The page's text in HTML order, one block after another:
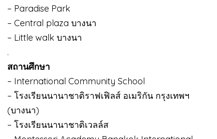
– Paradise Park
– Central plaza บางนา
– Little walk บางนา
.
สถานศึกษา
– International Community School
– โรงเรียนนานาชาติราฟเฟิลส์ อเมริกัน กรุงเทพฯ
(บางนา)
– โรงเรียนนานาชาติเวลล์ส